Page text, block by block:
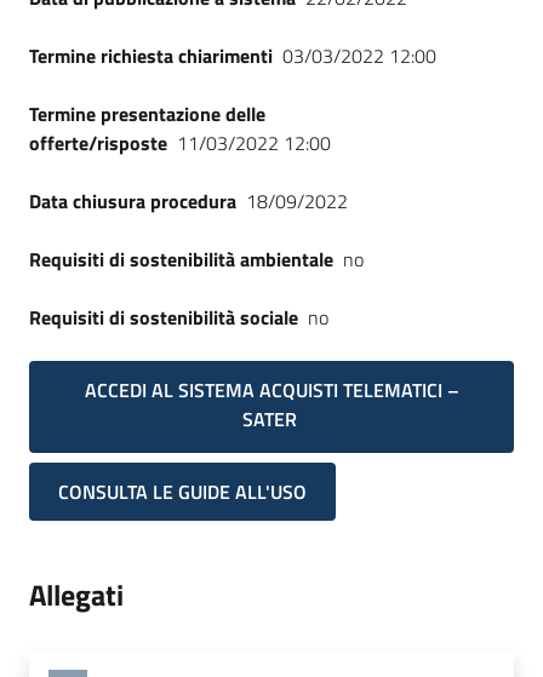
Termine richiesta chiarimenti 03/03/2022 12:00
Termine presentazione delle
offerte/risposte 11/03/2022 12:00
Data chiusura procedura 18/09/2022
Requisiti di sostenibilità ambientale no
Requisiti di sostenibilità sociale no
ACCEDI AL SISTEMA ACQUISTI TELEMATICI –
SATER
CONSULTA LE GUIDE ALL'USO
Allegati